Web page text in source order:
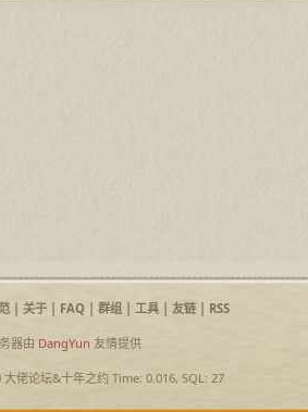
| 关于| FAQ| 群组| 工具| 友链| RSS
器由 DangYun 友情提供
大佬论坛&十年之约Time: 0.016, SQL: 27